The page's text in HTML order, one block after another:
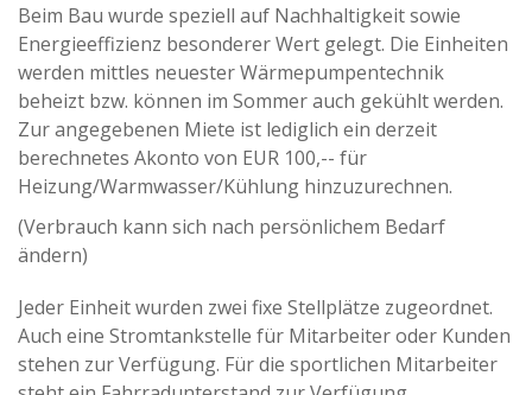
Beim Bau wurde speziell auf Nachhaltigkeit sowie
Energieeffizienz besonderer Wert gelegt. Die Einheiten
werden mittles neuester Wärmepumpentechnik
beheizt bzw. können im Sommer auch gekühlt werden.
Zur angegebenen Miete ist lediglich ein derzeit
berechnetes Akonto von EUR 100,-- für
Heizung/Warmwasser/Kühlung hinzuzurechnen.
(Verbrauch kann sich nach persönlichem Bedarf
ändern)
Jeder Einheit wurden zwei fixe Stellplätze zugeordnet.
Auch eine Stromtankstelle für Mitarbeiter oder Kunden
stehen zur Verfügung. Für die sportlichen Mitarbeiter